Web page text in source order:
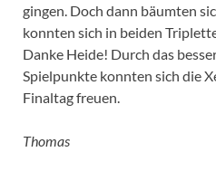
gingen. Doch dann bäumten
konnten sich in beiden
Danke Heide! Durch das
Spielpunkte konnten sich die
Finaltag freuen.
Thomas